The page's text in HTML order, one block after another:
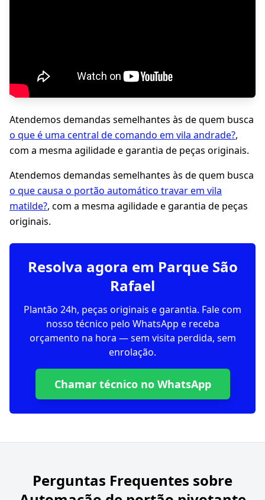
Atendemos demandas semelhantes às de quem busca
o que é uma central de comando em vila andrade?,
com a mesma agilidade e garantia de peças originais.
Atendemos demandas semelhantes às de quem busca
o que causa o portão automático travar em vila
matilde?, com a mesma agilidade e garantia de peças
originais.
Resolva agora em Parque São
Rafael
Plantão 24h, peças originais e garantia. Fale com
nosso técnico pelo WhatsApp e receba
orçamento na hora — sem visita perdida, sem
enrolação.
Chamar técnico no WhatsApp
Perguntas Frequentes sobre